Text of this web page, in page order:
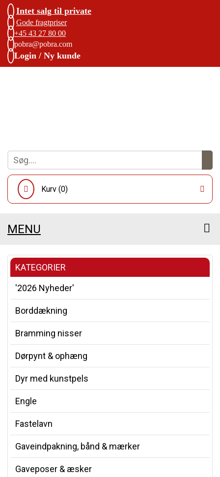
Intet salg til private
Gode fragtpriser
+45 43 27 80 00
pobra@pobra.com
Login / Ny kunde
Kurv (0)
MENU
KATEGORIER
'2026 Nyheder'
Borddækning
Bramming nisser
Dørpynt & ophæng
Dyr med kunstpels
Engle
Fastelavn
Gaveindpakning, bånd & mærker
Gaveposer & æsker